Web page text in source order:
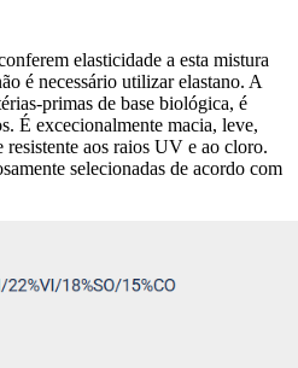
elasticidade a esta mistura
é necessário utilizar elastano. A
primas de base biológica, é
É excecionalmente macia, leve,
resistente aos raios UV e ao cloro.
selecionadas de acordo com